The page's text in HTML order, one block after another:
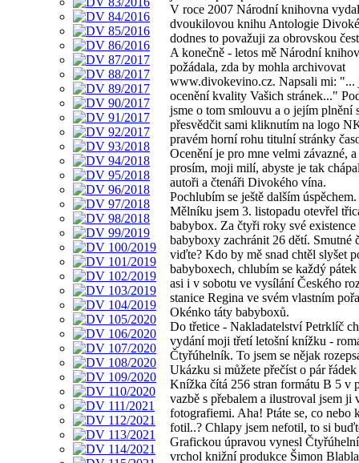
V roce 2007 Národní knihovna
dvoukilovou knihu Antologie
dodnes to považuji za obrovskou
A konečně - letos mě Národní
požádala, zda by mohla archivovat
www.divokevino.cz. Napsali mi: "...
ocenění kvality Vašich stránek..."
jsme o tom smlouvu a o jejím plnění
přesvědčit sami kliknutím na logo
pravém horní rohu titulní stránky
Ocenění je pro mne velmi závazné, a
prosím, moji milí, abyste je tak
autoři a čtenáři Divokého vína.
Pochlubím se ještě dalším
Mělníku jsem 3. listopadu otevřel
babybox. Za čtyři roky své
babyboxy zachránit 26 dětí. Smutné
viďte? Kdo by mě snad chtěl slyšet
babyboxech, chlubím se každý pátek
asi i v sobotu ve vysílání Českého
stanice Regina ve svém vlastním
Okénko táty babyboxů.
Do třetice - Nakladatelství Petrklíč
vydání moji třetí letošní knížku -
Čtyřúhelník. To jsem se nějak
Ukázku si můžete přečíst o pár
Knížka čítá 256 stran formátu B 5 v
vazbě s přebalem a ilustroval jsem ji
fotografiemi. Aha! Ptáte se, co nebo
fotil..? Chlapy jsem nefotil, to si
Grafickou úpravou vynesl
vrchol knižní produkce Šimon